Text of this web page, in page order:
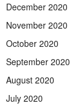
December 2020
November 2020
October 2020
September 2020
August 2020
July 2020